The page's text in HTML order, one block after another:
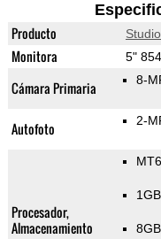
Producto
Monitora 5"
Cámara Primaria 8-
Autofoto 2-
Procesador,
Almacenamiento